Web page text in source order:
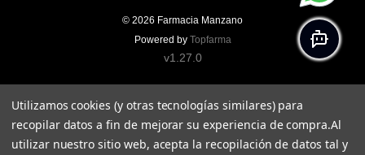
© 2026 Farmacia Manzano
Powered by Topfarma
v1.27.0
Utilizamos cookies (y otras tecnologías similares) para
recopilar datos a fin de mejorar su experiencia de compra.Al
utilizar nuestro sitio web, acepta la recopilación de datos tal y